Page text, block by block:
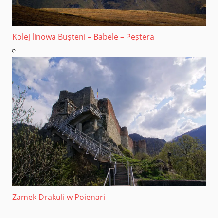
Kolej linowa Bușteni – Babele – Peștera
Zamek Drakuli w Poienari